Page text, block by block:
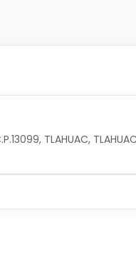
TLAHUAC,